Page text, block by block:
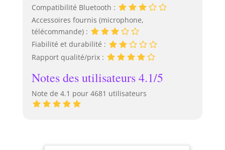
Compatibilité Bluetooth :
Accessoires fournis (microphone,
télécommande) :
Fiabilité et durabilité :
Rapport qualité/prix :
Notes des utilisateurs 4.1/5
Note de 4.1 pour 4681 utilisateurs